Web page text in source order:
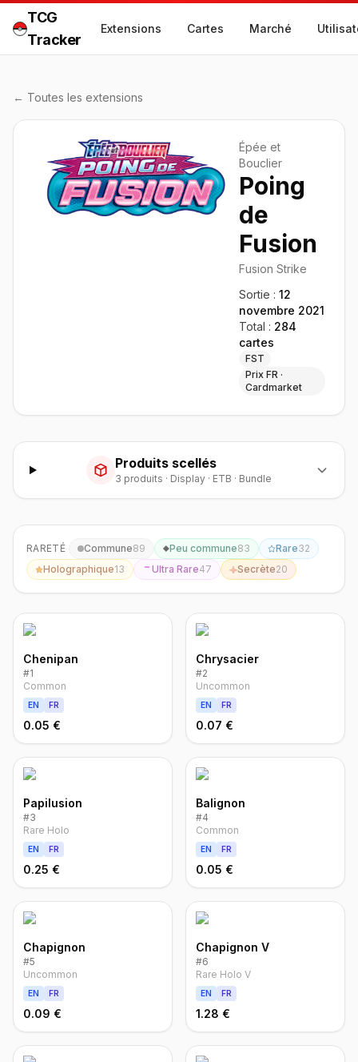
TCG
Tracker
Extensions Cartes Marché
← Toutes les extensions
Épée et
Bouclier
Poing
de
Fusion
Fusion Strike
Sortie : 12
novembre 2021
Total : 284
cartes
FST
Prix FR ·
Cardmarket
Produits scellés
3 produits · Display · ETB · Bundle
RARETÉ Commune89 Peu commune83 Rare32
Holographique13 Ultra Rare47 Secrète20
Chenipan
#1
Common
EN FR
0.05 €
Chrysacier
#2
Uncommon
EN FR
0.07 €
Papilusion
#3
Rare Holo
EN FR
0.25 €
Balignon
#4
Common
EN FR
0.05 €
Chapignon
#5
Uncommon
EN FR
0.09 €
Chapignon V
#6
Rare Holo V
EN FR
1.28 €